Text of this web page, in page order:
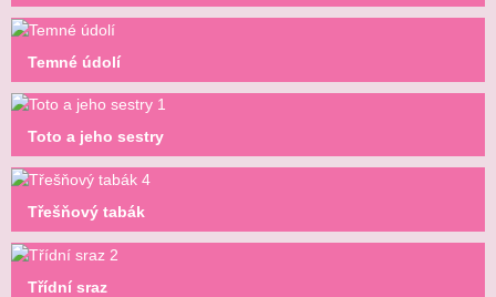
Temné údolí
Toto a jeho sestry
Třešňový tabák
Třídní sraz